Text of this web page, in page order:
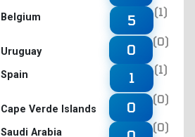
Belgium
5
(1)
Uruguay
Spain
0
(0)
1
(1)
Cape Verde Islands
Saudi Arabia
0
(0)
(0)